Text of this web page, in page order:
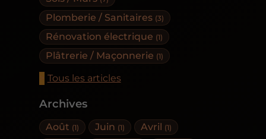
Plomberie / Sanitaires (3)
Rénovation électrique (1)
Plâtrerie / Maçonnerie (1)
Tous les articles
Archives
Août (1) Juin (1) Avril (1)